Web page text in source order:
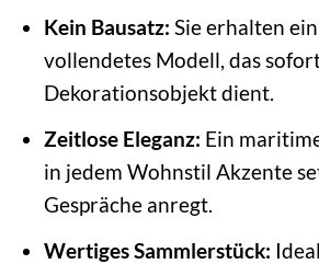
Kein Bausatz: Sie erhalten
vollendetes Modell, das
Dekorationsobjekt dient.
Zeitlose Eleganz: Ein
in jedem Wohnstil Akzente
Gespräche anregt.
Wertiges Sammlerstück: